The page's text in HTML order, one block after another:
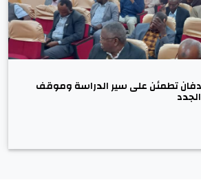
تطمئن على سير الدراسة وموقف